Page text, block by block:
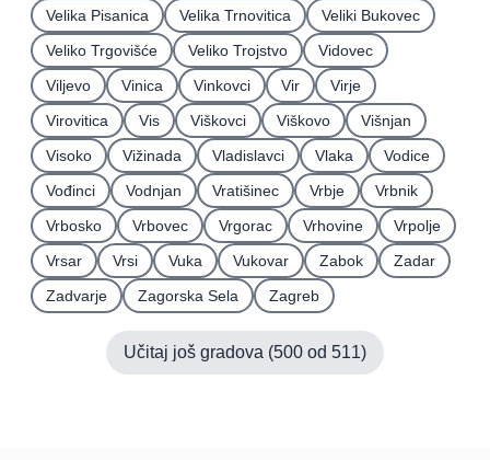
Velika Pisanica
Velika Trnovitica
Veliki Bukovec
Veliko Trgovišće
Veliko Trojstvo
Vidovec
Viljevo
Vinica Vinkovci Vir
Virje
Virovitica
Vis Viškovci Viškovo
Višnjan
Visoko
Vižinada Vladislavci Vlaka
Vodice
Vođinci
Vodnjan Vratišinec Vrbje
Vrbnik
Vrbosko
Vrbovec Vrgorac Vrhovine
Vrpolje
Vrsar
Vrsi Vuka Vukovar Zabok
Zadar
Zadvarje
Zagorska Sela Zagreb
Učitaj još gradova (500 od 511)